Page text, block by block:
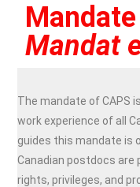
Mandat
The mandate of CAPS
work experience of all
guides this mandate is
Canadian postdocs are
rights, privileges, and